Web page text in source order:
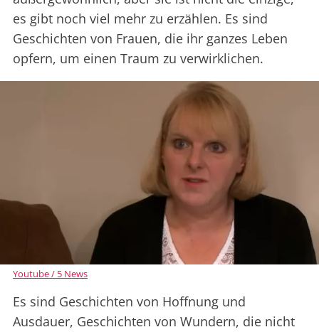
es gibt noch viel mehr zu erzählen. Es sind
Geschichten von Frauen, die ihr ganzes Leben
opfern, um einen Traum zu verwirklichen.
Youtube / 5 News
Es sind Geschichten von Hoffnung und
Ausdauer, Geschichten von Wundern, die nicht